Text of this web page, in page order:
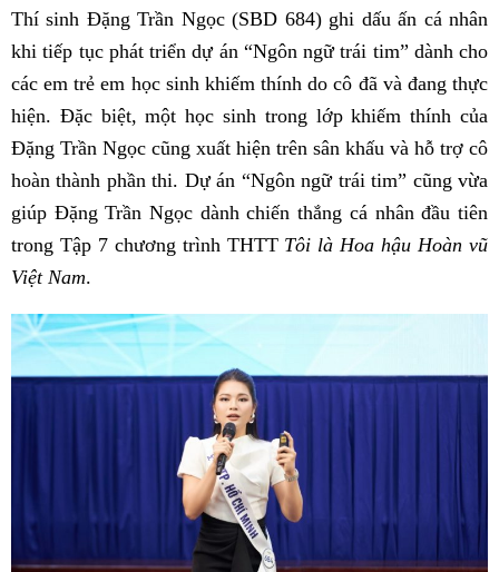
Thí sinh Đặng Trần Ngọc (SBD 684) ghi dấu ấn cá nhân
khi tiếp tục phát triển dự án “Ngôn ngữ trái tim” dành cho
các em trẻ em học sinh khiếm thính do cô đã và đang thực
hiện. Đặc biệt, một học sinh trong lớp khiếm thính của
Đặng Trần Ngọc cũng xuất hiện trên sân khấu và hỗ trợ cô
hoàn thành phần thi. Dự án “Ngôn ngữ trái tim” cũng vừa
giúp Đặng Trần Ngọc dành chiến thắng cá nhân đầu tiên
trong Tập 7 chương trình THTT Tôi là Hoa hậu Hoàn vũ
Việt Nam.